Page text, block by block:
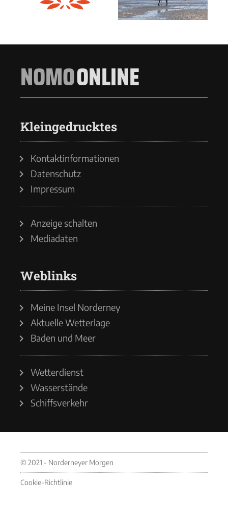
NOMOONLINE
Kleingedrucktes
Kontaktinformationen
Datenschutz
Impressum
Anzeige schalten
Mediadaten
Weblinks
Meine Insel Norderney
Aktuelle Wetterlage
Baden und Meer
Wetterdienst
Wasserstände
Schiffsverkehr
© 2021 - Norderneyer Morgen
Cookie-Richtlinie